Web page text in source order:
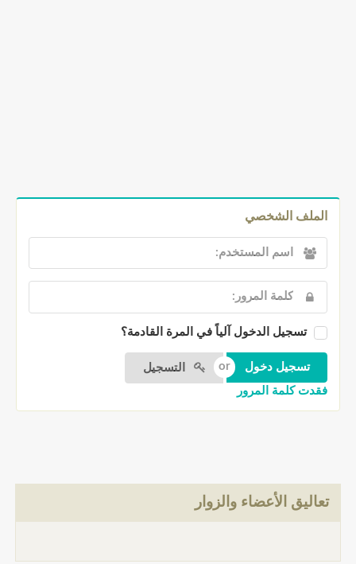
الملف الشخصي
تسجيل الدخول آلياً في المرة القادمة؟
التسجيل
فقدت كلمة المرور
تعاليق الأعضاء والزوار